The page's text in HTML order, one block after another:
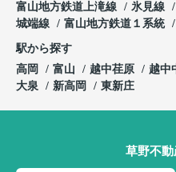
富山地方鉄道上滝線
氷見線
城端線
富山地方鉄道１系統
駅から探す
高岡
富山 越中荏原 越中
大泉
新高岡 東新庄
草野不